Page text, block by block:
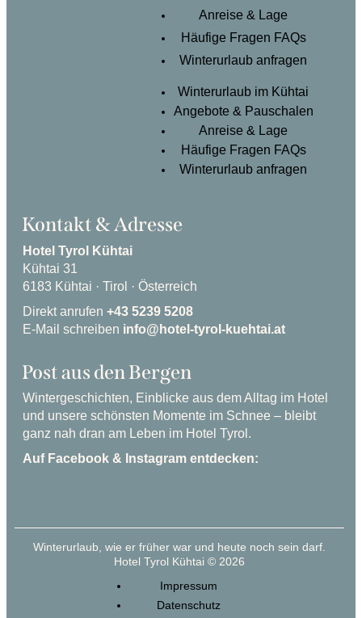
Anreise & Lage
Häufige Fragen FAQs
Winterurlaub anfragen
Winterurlaub im Kühtai
Angebote & Pauschalen
Anreise & Lage
Häufige Fragen FAQs
Winterurlaub anfragen
Kontakt & Adresse
Hotel Tyrol Kühtai
Kühtai 31
6183 Kühtai · Tirol · Österreich
Direkt anrufen +43 5239 5208
E-Mail schreiben info@hotel-tyrol-kuehtai.at
Post aus den Bergen
Wintergeschichten, Einblicke aus dem Alltag im Hotel
und unsere schönsten Momente im Schnee – bleibt
ganz nah dran am Leben im Hotel Tyrol.
Auf Facebook & Instagram entdecken:
Winterurlaub, wie er früher war und heute noch sein darf.
Hotel Tyrol Kühtai © 2026
Impressum
Datenschutz